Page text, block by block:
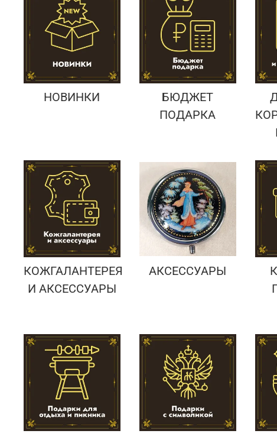
Подарки банковскому работнику
Подарки брокеру
Подарки директору/руководителю
НОВИНКИ
БЮДЖЕТ
ПОДАРКА
КОЖГАЛАНТЕРЕЯ
И АКСЕССУАРЫ
АКСЕССУАРЫ